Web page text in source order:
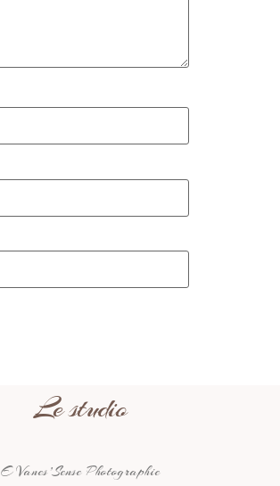
Le studio
E Vanes’Sense Photographie